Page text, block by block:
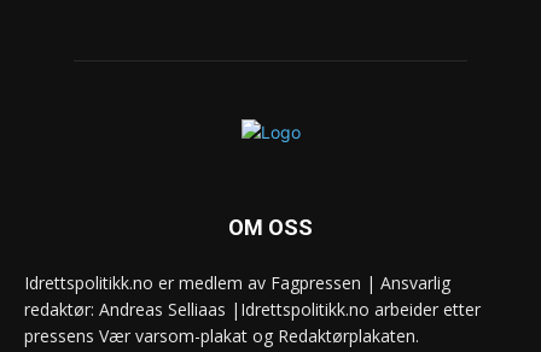
OM OSS
Idrettspolitikk.no er medlem av Fagpressen | Ansvarlig
redaktør: Andreas Selliaas |Idrettspolitikk.no arbeider etter
pressens Vær varsom-plakat og Redaktørplakaten.